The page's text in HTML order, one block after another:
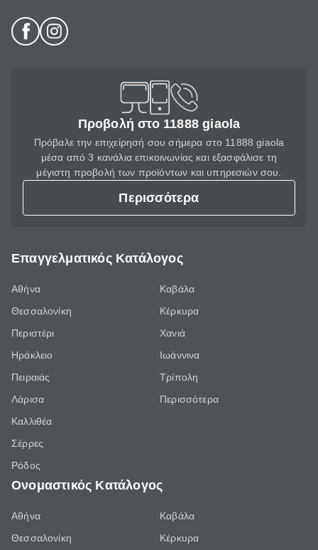
Προβολή στο 11888 giaola
Πρόβαλε την επιχείρησή σου σήμερα στο 11888 giaola
μέσα από 3 κανάλια επικοινωνίας και εξασφάλισε τη
μέγιστη προβολή των προϊόντων και υπηρεσιών σου.
Περισσότερα
Επαγγελματικός Κατάλογος
Αθήνα
Θεσσαλονίκη
Περιστέρι
Ηράκλειο
Πειραιάς
Λάρισα
Καλλιθέα
Σέρρες
Ρόδος
Καβάλα
Κέρκυρα
Χανιά
Ιωάννινα
Τρίπολη
Περισσότερα
Ονομαστικός Κατάλογος
Αθήνα
Θεσσαλονίκη
Καβάλα
Κέρκυρα